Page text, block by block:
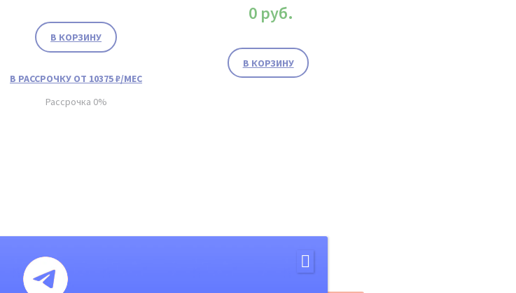
В КОРЗИНУ
В РАССРОЧКУ ОТ 10375 ₽/МЕС
Рассрочка 0%
0 руб.
В КОРЗИНУ